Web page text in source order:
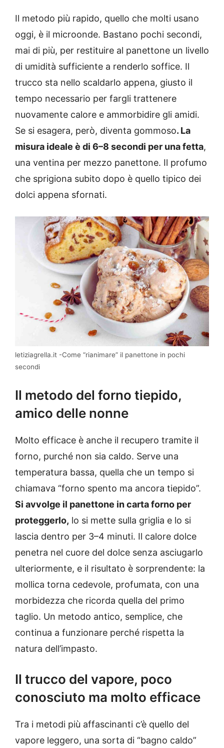
Il metodo più rapido, quello che molti usano
oggi, è il microonde. Bastano pochi secondi,
mai di più, per restituire al panettone un livello
di umidità sufficiente a renderlo soffice. Il
trucco sta nello scaldarlo appena, giusto il
tempo necessario per fargli trattenere
nuovamente calore e ammorbidire gli amidi.
Se si esagera, però, diventa gommoso. La
misura ideale è di 6–8 secondi per una fetta,
una ventina per mezzo panettone. Il profumo
che sprigiona subito dopo è quello tipico dei
dolci appena sfornati.
letiziagrella.it -Come “rianimare” il panettone in pochi
secondi
Il metodo del forno tiepido,
amico delle nonne
Molto efficace è anche il recupero tramite il
forno, purché non sia caldo. Serve una
temperatura bassa, quella che un tempo si
chiamava “forno spento ma ancora tiepido”.
Si avvolge il panettone in carta forno per
proteggerlo, lo si mette sulla griglia e lo si
lascia dentro per 3–4 minuti. Il calore dolce
penetra nel cuore del dolce senza asciugarlo
ulteriormente, e il risultato è sorprendente: la
mollica torna cedevole, profumata, con una
morbidezza che ricorda quella del primo
taglio. Un metodo antico, semplice, che
continua a funzionare perché rispetta la
natura dell’impasto.
Il trucco del vapore, poco
conosciuto ma molto efficace
Tra i metodi più affascinanti c’è quello del
vapore leggero, una sorta di “bagno caldo”